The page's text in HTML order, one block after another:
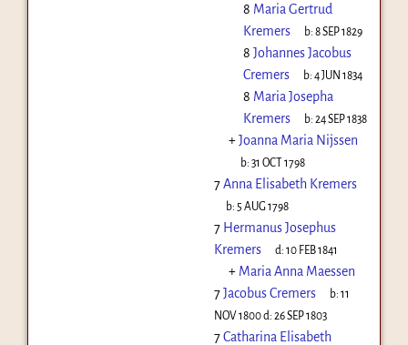
8 Maria Gertrud
Kremers
b:8 SEP 1829
8 Johannes Jacobus
Cremers
b:4 JUN 1834
8 Maria Josepha
Kremers
b:24 SEP 1838
+Joanna Maria Nijssen
b:31 OCT 1798
7Anna Elisabeth Kremers
b: 5 AUG 1798
7 Hermanus Josephus
Kremers
d:10 FEB 1841
+ Maria Anna Maessen
7Jacobus Cremers b:11
NOV 1800d: 26 SEP 1803
7Catharina Elisabeth